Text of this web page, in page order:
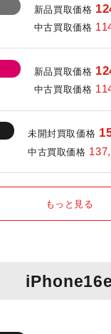
新品買取価格
中古買取価格
新品買取価格
中古買取価格
未開封買取価格
中古買取価格
もっと見る
iPhone16e